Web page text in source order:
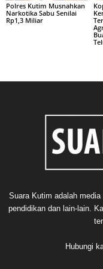
Polres Kutim Musnahkan
Narkotika Sabu Senilai
Rp1,3 Miliar
Suara Kutim adalah
pendidikan dan lain-lain.
Hubungi